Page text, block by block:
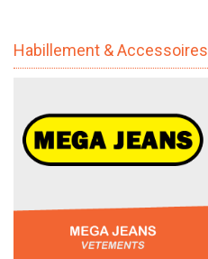
Habillement & Accessoires